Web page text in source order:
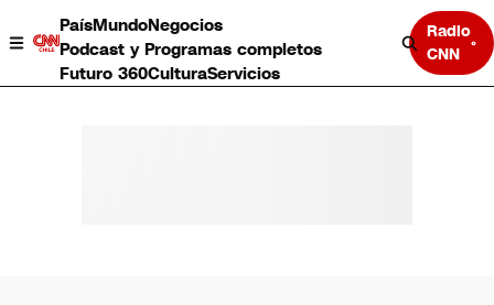
PaísMundoNegocios
Podcast y Programas completos
Futuro 360CulturaServicios
Radio
CNN